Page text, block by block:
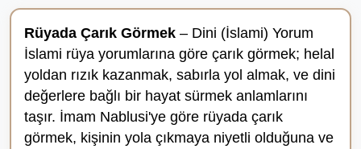
Rüyada Çarık Görmek– Dini (İslami) Yorum
İslami rüya yorumlarına göre çarık görmek; helal
yoldan rızık kazanmak, sabırla yol almak, ve dini
değerlere bağlı bir hayat sürmek anlamlarını
taşır. İmam Nablusi'ye göre rüyada çarık
görmek, kişinin yola çıkmaya niyetli olduğuna ve